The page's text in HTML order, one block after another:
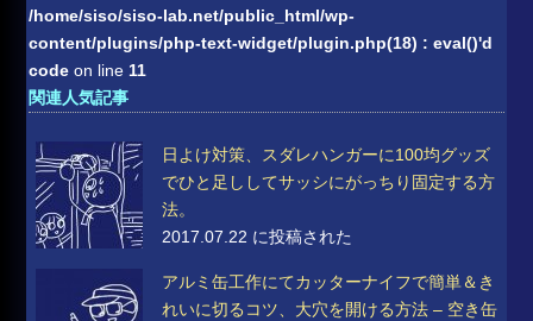
/home/siso/siso-lab.net/public_html/wp-
content/plugins/php-text-widget/plugin.php(18) : eval()'d
code on line11
関連人気記事
日よけ対策、スダレハンガーに100均グッズ
でひと足ししてサッシにがっちり固定する方
法。
2017.07.22 に投稿された
アルミ缶工作にてカッターナイフで簡単＆き
れいに切るコツ、大穴を開ける方法 – 空き缶